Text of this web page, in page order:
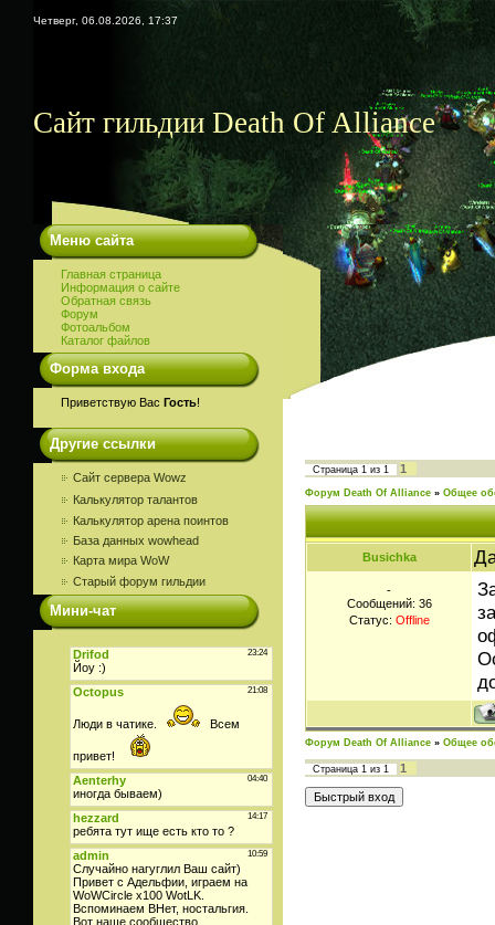
Четверг, 06.08.2026, 17:37
Сайт гильдии Death Of Alliance
Меню сайта
Главная страница
Информация о сайте
Обратная связь
Форум
Фотоальбом
Каталог файлов
Форма входа
Приветствую Вас Гость!
Другие ссылки
Сайт сервера Wowz
Калькулятор талантов
Калькулятор арена поинтов
База данных wowhead
Карта мира WoW
Старый форум гильдии
Мини-чат
Страница 1 из 1 1
Форум Death Of Alliance » Общее
Busichka
-
Сообщений: 36
Статус: Offline
Форум Death Of Alliance » Общее
Страница 1 из 1 1